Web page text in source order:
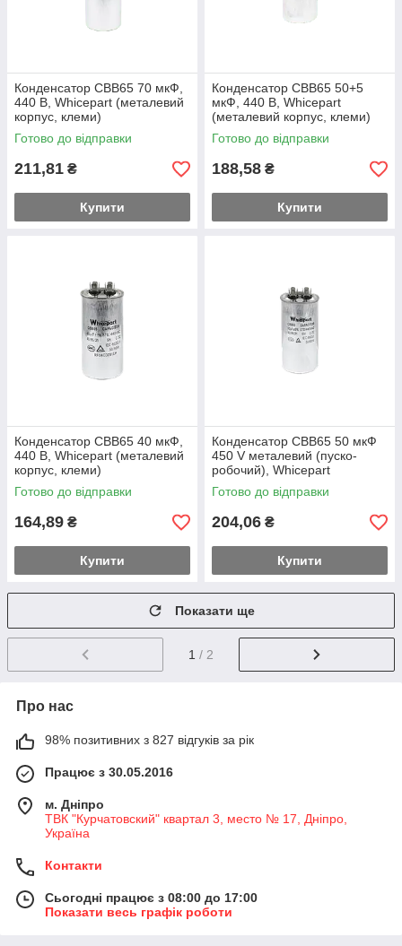
Конденсатор CBB65 70 мкФ,
440 В, Whicepart (металевий
корпус, клеми)
Готово до відправки
211,81 ₴
Купити
Конденсатор CBB65 50+5
мкФ, 440 В, Whicepart
(металевий корпус, клеми)
Готово до відправки
188,58 ₴
Купити
Конденсатор CBB65 40 мкФ,
440 В, Whicepart (металевий
корпус, клеми)
Готово до відправки
164,89 ₴
Купити
Конденсатор CBB65 50 мкФ
450 V металевий (пуско-
робочий), Whicepart
Готово до відправки
204,06 ₴
Купити
Показати ще
1 / 2
Про нас
98% позитивних з 827 відгуків за рік
Працює з 30.05.2016
м. Дніпро
ТВК "Курчатовский" квартал 3, место № 17, Дніпро,
Україна
Контакти
Сьогодні працює з 08:00 до 17:00
Показати весь графік роботи